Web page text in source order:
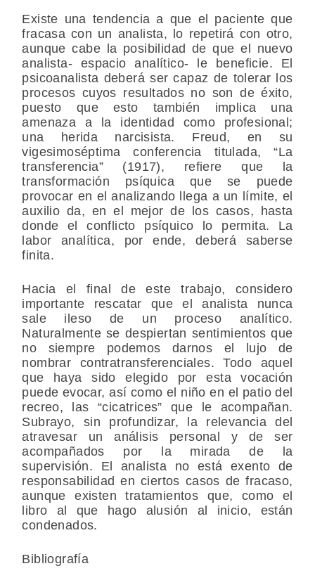
Existe una tendencia a que el paciente que
fracasa con un analista, lo repetirá con otro,
aunque cabe la posibilidad de que el nuevo
analista- espacio analítico- le beneficie. El
psicoanalista deberá ser capaz de tolerar los
procesos cuyos resultados no son de éxito,
puesto que esto también implica una
amenaza a la identidad como profesional;
una herida narcisista. Freud, en su
vigesimoséptima conferencia titulada, “La
transferencia” (1917), refiere que la
transformación psíquica que se puede
provocar en el analizando llega a un límite, el
auxilio da, en el mejor de los casos, hasta
donde el conflicto psíquico lo permita. La
labor analítica, por ende, deberá saberse
finita.
Hacia el final de este trabajo, considero
importante rescatar que el analista nunca
sale ileso de un proceso analítico.
Naturalmente se despiertan sentimientos que
no siempre podemos darnos el lujo de
nombrar contratransferenciales. Todo aquel
que haya sido elegido por esta vocación
puede evocar, así como el niño en el patio del
recreo, las “cicatrices” que le acompañan.
Subrayo, sin profundizar, la relevancia del
atravesar un análisis personal y de ser
acompañados por la mirada de la
supervisión. El analista no está exento de
responsabilidad en ciertos casos de fracaso,
aunque existen tratamientos que, como el
libro al que hago alusión al inicio, están
condenados.
Bibliografía